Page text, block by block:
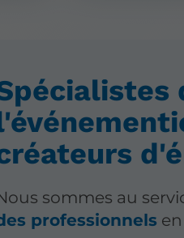
sommes au
professionnels